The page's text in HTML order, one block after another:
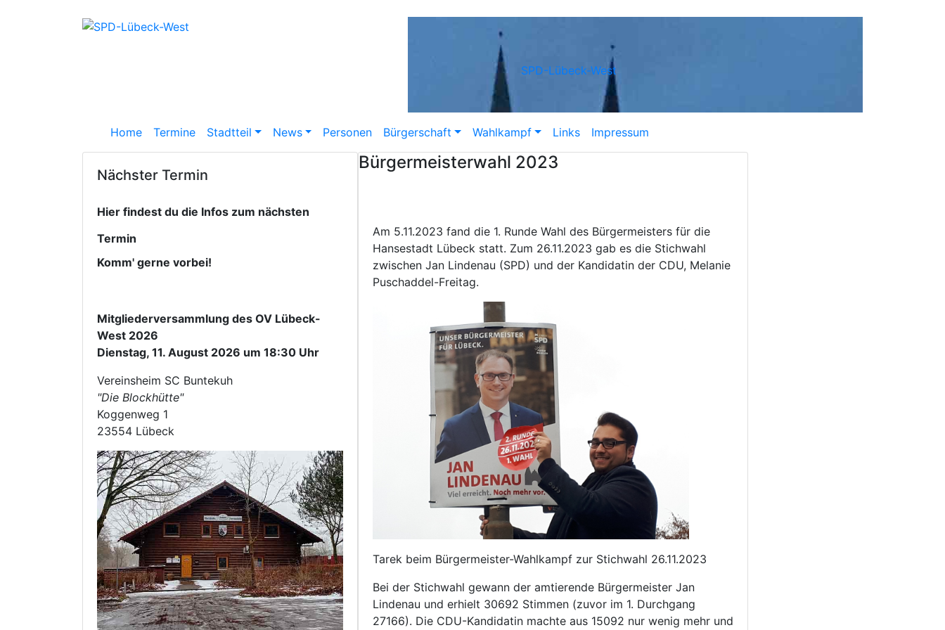
SPD-Lübeck-West
Home Termine Stadtteil News Personen Bürgerschaft Wahlkampf Links Impressum
Nächster Termin
Hier findest du die Infos zum nächsten
Termin
Komm' gerne vorbei!
Mitgliederversammlung des OV Lübeck-
West 2026
Dienstag, 11. August 2026 um 18:30 Uhr
Vereinsheim SC Buntekuh
"Die Blockhütte"
Koggenweg 1
23554 Lübeck
Bürgermeisterwahl 2023
Am 5.11.2023 fand die 1. Runde Wahl des Bürgermeisters für die
Hansestadt Lübeck statt. Zum 26.11.2023 gab es die Stichwahl
zwischen Jan Lindenau (SPD) und der Kandidatin der CDU, Melanie
Puschaddel-Freitag.
Tarek beim Bürgermeister-Wahlkampf zur Stichwahl 26.11.2023
Bei der Stichwahl gewann der amtierende Bürgermeister Jan
Lindenau und erhielt 30692 Stimmen (zuvor im 1. Durchgang
27166). Die CDU-Kandidatin machte aus 15092 nur wenig mehr und